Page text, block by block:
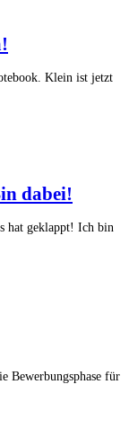
Klein ist jetzt
dabei!
hat geklappt! Ich bin
Bewerbungsphase für